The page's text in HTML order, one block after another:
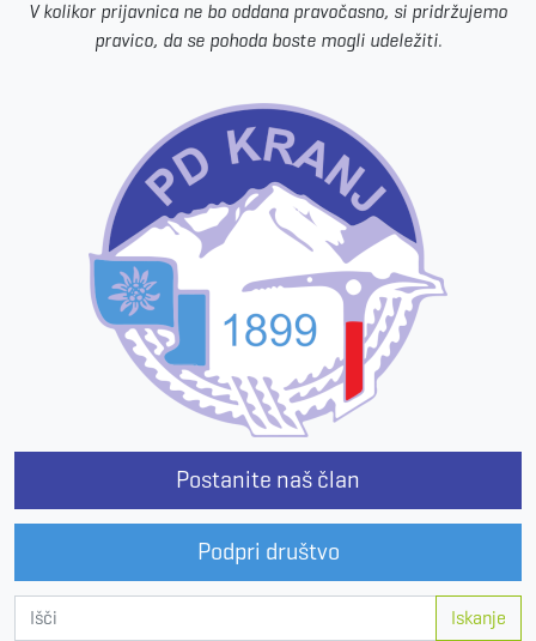
V kolikor prijavnica ne bo oddana pravočasno, si pridržujemo
pravico, da se pohoda boste mogli udeležiti.
Postanite naš član
Podpri društvo
Iskanje